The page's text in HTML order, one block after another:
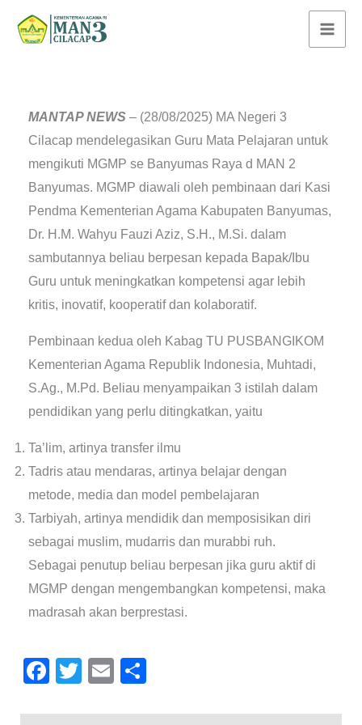
MANTAP NEWS– (28/08/2025) MA Negeri 3
Cilacap mendelegasikan Guru Mata Pelajaran untuk
mengikuti MGMP se Banyumas Raya d MAN 2
Banyumas. MGMP diawali oleh pembinaan dari Kasi
Pendma Kementerian Agama Kabupaten Banyumas,
Dr. H.M. Wahyu Fauzi Aziz, S.H., M.Si. dalam
sambutannya beliau berpesan kepada Bapak/Ibu
Guru untuk meningkatkan kompetensi agar lebih
kritis, inovatif, kooperatif dan kolaboratif.
Pembinaan kedua oleh Kabag TU PUSBANGIKOM
Kementerian Agama Republik Indonesia, Muhtadi,
S.Ag., M.Pd. Beliau menyampaikan 3 istilah dalam
pendidikan yang perlu ditingkatkan, yaitu
Ta’lim, artinya transfer ilmu
Tadris atau mendaras, artinya belajar dengan
metode, media dan model pembelajaran
Tarbiyah, artinya mendidik dan memposisikan diri
sebagai muslim, mudarris dan murabbi ruh.
Sebagai penutup beliau berpesan jika guru aktif di
MGMP dengan mengembangkan kompetensi, maka
madrasah akan berprestasi.
F
T
E